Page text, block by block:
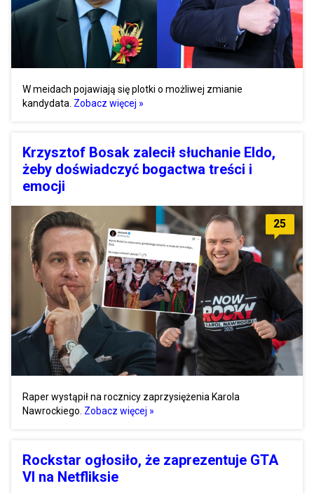
W meidach pojawiają się plotki o możliwej zmianie
kandydata. Zobacz więcej »
Krzysztof Bosak zalecił słuchanie Eldo,
żeby doświadczyć bogactwa treści i
emocji
25
Raper wystąpił na rocznicy zaprzysiężenia Karola
Nawrockiego. Zobacz więcej »
Rockstar ogłosiło, że zaprezentuje GTA
VI na Netfliksie